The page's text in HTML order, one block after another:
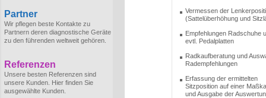
Partner
Wir pflegen beste Kontakte zu
Partnern deren diagnostische Geräte
zu den führenden weltweit gehören.
Referenzen
Unsere besten Referenzen sind
unsere Kunden. Hier finden Sie
ausgewählte Kunden.
Vermessen der
(Sattelüberhöhung und
Empfehlungen Radschuhe
evtl. Pedalplatten
Radkaufberatung und
Radempfehlungen
Erfassung der ermittelten
Sitzposition auf einer
und Ausgabe der